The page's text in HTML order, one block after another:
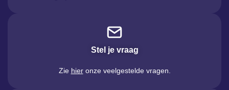
Stel je vraag
Zie hieronze veelgestelde vragen.